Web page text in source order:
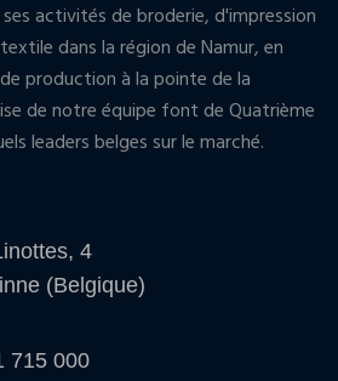
activités de broderie, d'impression
dans la région de Namur, en
production à la pointe de la
de notre équipe font de Quatrième
leaders belges sur le marché.
4
(Belgique)
715 000